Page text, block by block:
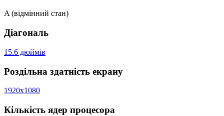
A (відмінний стан)
Діагональ
15.6 дюймів
Роздільна здатність екрану
1920x1080
Кількість ядер процесора